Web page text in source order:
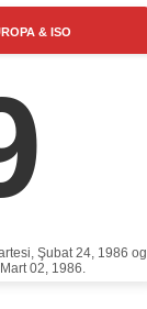
& ISO
Şubat 24, 1986 og
02, 1986.